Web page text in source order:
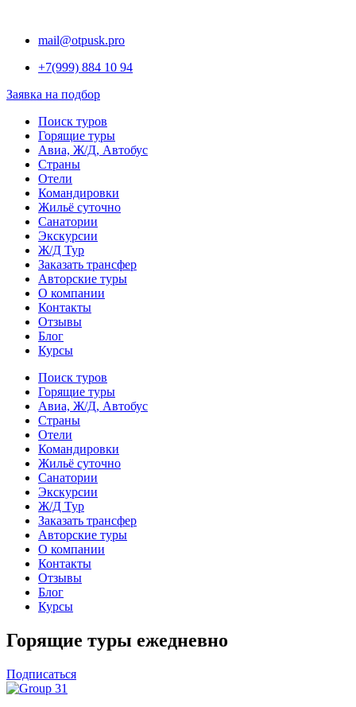
содержимому
mail@otpusk.pro
+7(999) 884 10 94
Заявка на подбор
Поиск туров
Горящие туры
Авиа, Ж/Д, Автобус
Страны
Отели
Командировки
Жильё суточно
Санатории
Экскурсии
Ж/Д Тур
Заказать трансфер
Авторские туры
О компании
Контакты
Отзывы
Блог
Курсы
Поиск туров
Горящие туры
Авиа, Ж/Д, Автобус
Страны
Отели
Командировки
Жильё суточно
Санатории
Экскурсии
Ж/Д Тур
Заказать трансфер
Авторские туры
О компании
Контакты
Отзывы
Блог
Курсы
Горящие туры ежедневно
Подписаться